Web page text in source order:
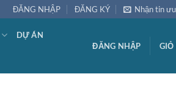
ĐĂNG NHẬP ĐĂNG KÝ Nhận tin
DỰ ÁN
ĐĂNG NHẬP